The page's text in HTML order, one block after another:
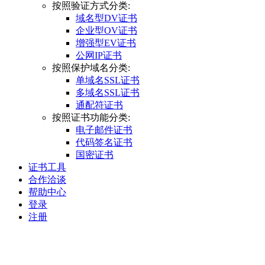
按照验证方式分类:
域名型DV证书
企业型OV证书
增强型EV证书
公网IP证书
按照保护域名分类:
单域名SSL证书
多域名SSL证书
通配符证书
按照证书功能分类:
电子邮件证书
代码签名证书
国密证书
证书工具
合作洽谈
帮助中心
登录
注册